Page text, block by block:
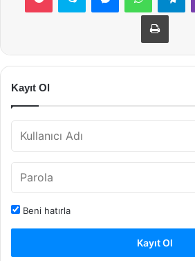
Yazdır
Kayıt Ol
Beni hatırla
Kayıt Ol